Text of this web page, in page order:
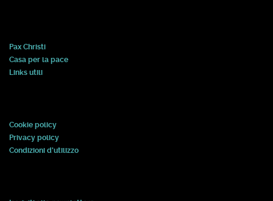
Pax Christi
Casa per la pace
Links utili
Cookie policy
Privacy policy
Condizioni d'utilizzo